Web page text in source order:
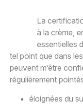
La
à la crème,
essentielles
tel point que dans
peuvent m’être
régulièrement
éloignées du